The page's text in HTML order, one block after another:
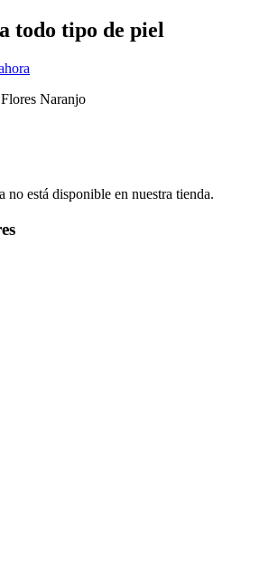
todo tipo de piel
Naranjo
no está disponible en nuestra tienda.